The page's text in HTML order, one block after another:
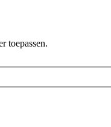
toepassen.